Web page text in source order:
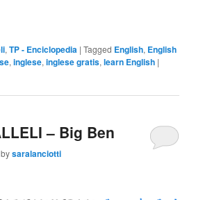
,TP - Enciclopedia |Tagged English, English
,inglese,inglese gratis,learn English |
– Big Ben
bysaralanciotti